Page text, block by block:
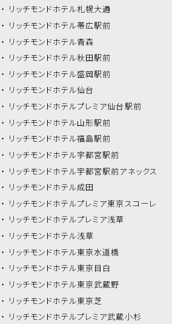
リッチモンドホテル札幌大通
リッチモンドホテル帯広駅前
リッチモンドホテル青森
リッチモンドホテル秋田駅前
リッチモンドホテル盛岡駅前
リッチモンドホテル仙台
リッチモンドホテルプレミア仙台駅前
リッチモンドホテル山形駅前
リッチモンドホテル福島駅前
リッチモンドホテル宇都宮駅前
リッチモンドホテル宇都宮駅前アネックス
リッチモンドホテル成田
リッチモンドホテルプレミア東京スコーレ
リッチモンドホテルプレミア浅草
リッチモンドホテル浅草
リッチモンドホテル東京水道橋
リッチモンドホテル東京目白
リッチモンドホテル東京武蔵野
リッチモンドホテル東京芝
リッチモンドホテルプレミア武蔵小杉